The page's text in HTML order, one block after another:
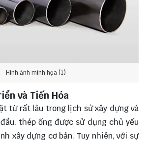
Hình ảnh minh họa (1)
và Tiến Hóa
từ rất lâu trong lịch sử xây dựng và
thép ống được sử dụng chủ yếu
xây dựng cơ bản. Tuy nhiên, với sự